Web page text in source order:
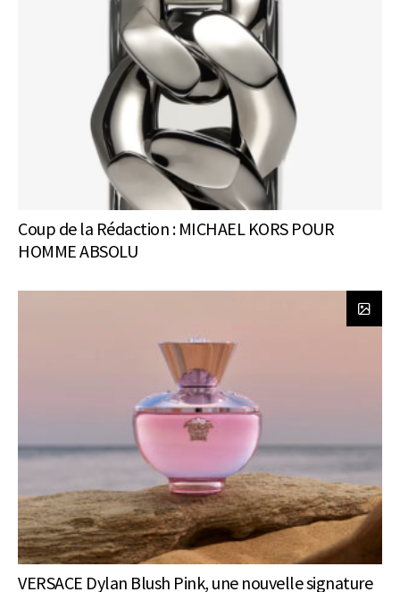
Coup de la Rédaction : MICHAEL KORS POUR
HOMME ABSOLU
VERSACE Dylan Blush Pink, une nouvelle signature